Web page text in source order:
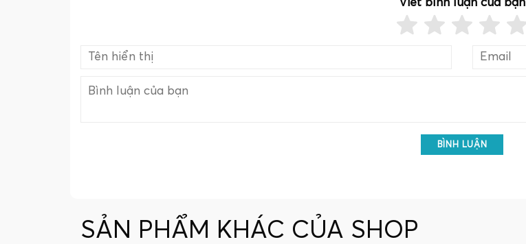
Viết bình luận của bạn
BÌNH LUẬN
SẢN PHẨM KHÁC CỦA SHOP